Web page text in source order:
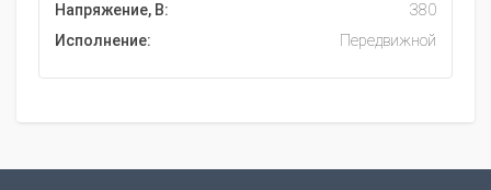
Напряжение, В:
380
Исполнение:
Передвижной